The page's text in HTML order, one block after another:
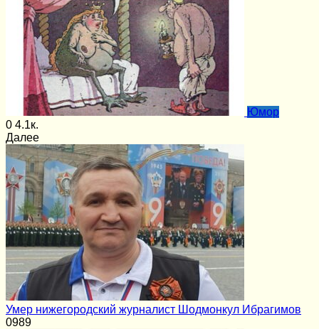
Юмор
0 4.1к.
Далее
Умер нижегородский журналист Шодмонкул Ибрагимов
0989